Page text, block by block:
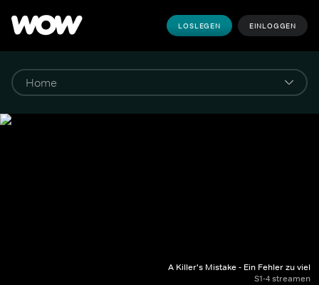
LOSLEGEN EINLOGGEN
A Killer's Mistake - Ein Fehler zu viel
S1-4 streamen